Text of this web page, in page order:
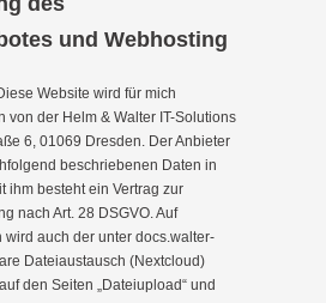
und Webhosting
Website wird für mich
von der Helm & Walter IT-Solutions
6, 01069 Dresden. Der Anbieter
beschriebenen Daten in
ihm besteht ein Vertrag zur
nach Art. 28 DSGVO. Auf
wird auch der unter docs.walter-
Dateiaustausch (Nextcloud)
den Seiten „Dateiupload“ und